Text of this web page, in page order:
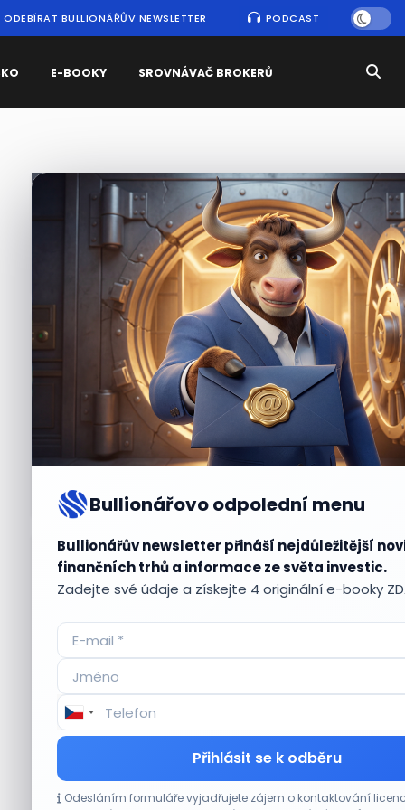
ODEBÍRAT BULLIONÁŘŮV NEWSLETTER PODCAST
E-BOOKY SROVNÁVAČ BROKERŮ
Bullionářovo odpolední menu
Bullionářův newsletter přináší nejdůležitější
finančních trhů a informace ze světa investic.
Zadejte své údaje a získejte 4 originální e-booky
Přihlásit se k odběru
Odesláním formuláře vyjadřujete zájem o kontaktování
Nejčtenějšízprávy
Aktuálnípříležitosti
Micron posílil o 7,6 % a zvýšil podíl na trhu